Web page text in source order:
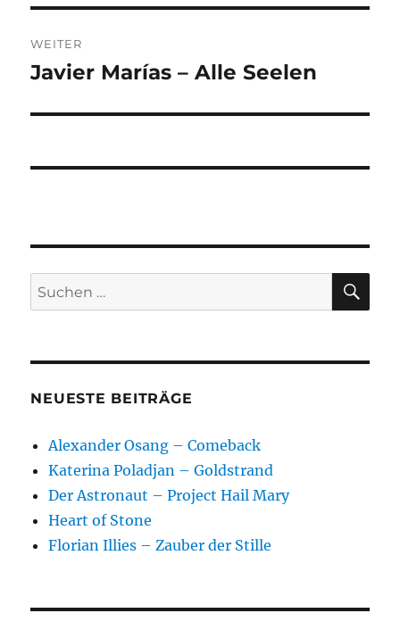
WEITER
Nächster
Javier Marías – Alle Seelen
Suchen
nach:
NEUESTE BEITRÄGE
Alexander Osang – Comeback
Katerina Poladjan – Goldstrand
Der Astronaut – Project Hail Mary
Heart of Stone
Florian Illies – Zauber der Stille